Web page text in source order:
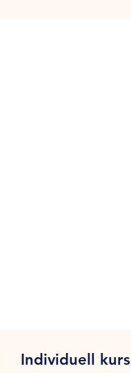
Individuell kurs